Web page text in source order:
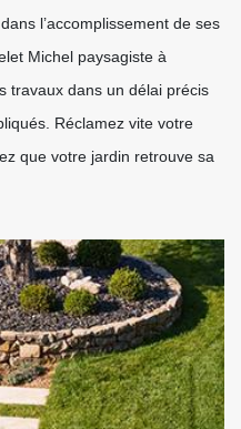
l’accomplissement de ses
Michel paysagiste à
travaux dans un délai précis
Réclamez vite votre
que votre jardin retrouve sa